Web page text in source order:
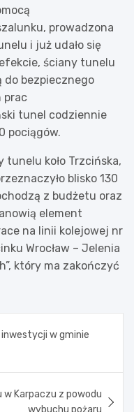
prowadzona
i już udało się
ściany tunelu
bezpiecznego
prac
tunel codziennie
pociągów.
tunelu koło Trzcińska,
blisko 130
z budżetu oraz
element
na linii kolejowej nr
Wrocław – Jelenia
który ma zakończyć
w gminie
Karpaczu z powodu
wybuchu pożaru